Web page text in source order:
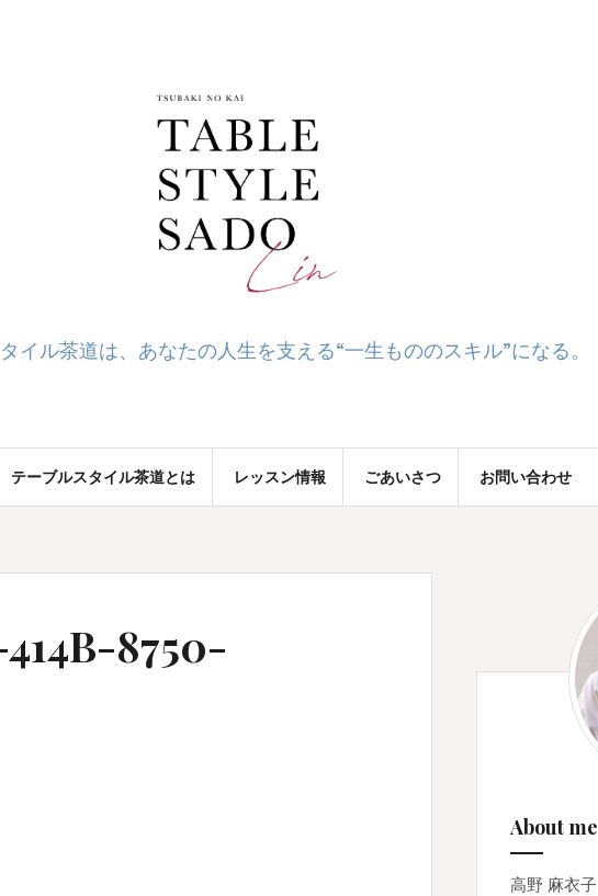
イル茶道は、あなたの人生を支える“一生もののスキル”になる。
テーブルスタイル茶道とは レッスン情報 ごあいさつ お問い合わせ
8750-
About me
高野 麻衣子